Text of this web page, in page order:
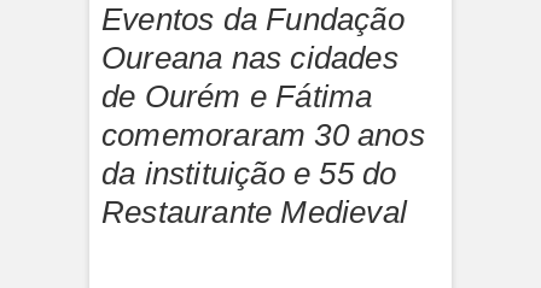
Eventos da Fundação
Oureana nas cidades
de Ourém e Fátima
comemoraram 30 anos
da instituição e 55 do
Restaurante Medieval